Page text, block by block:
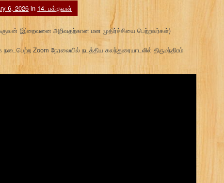
6, 2026 in 14. பக்குவன்
(இறைவனை அறிவதற்கான மன முதிர்ச்சியை பெற்றவர்கள்)
Zoom நேரலையில் நடத்திய கலந்துரையாடலில் திருமந்திரம்